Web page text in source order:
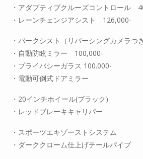
・アダプティブクルーズコントロール
・レーンチェンジアシスト 126,000-
・パークシスト（リバーシングカメラつ
・自動防眩ミラー 100,000-
・プライバシーガラス 100.000-
・電動可倒式ドアミラー
・20インチホイール(ブラック)
・レッドブレーキキャリパー
・スポーツエキゾーストシステム
・ダーククローム仕上げテールパイプ